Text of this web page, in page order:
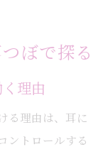
の基本ステッ
量をめざす
に強い理由
見直しポイ
ぼで探る
理由
る理由は、耳に
ントロールする